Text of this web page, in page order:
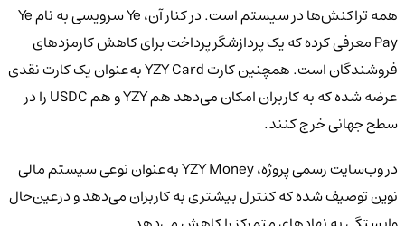
همه تراکنش‌ها در سیستم است. در کنار آن، Ye سرویسی به نام Ye
Pay معرفی کرده که یک پردازشگر پرداخت برای کاهش کارمزدهای
فروشندگان است. همچنین کارت YZY Card به‌عنوان یک کارت نقدی
عرضه شده که به کاربران امکان می‌دهد هم YZY و هم USDC را در
سطح جهانی خرج کنند.
در وب‌سایت رسمی پروژه، YZY Money به‌عنوان نوعی سیستم مالی
نوین توصیف شده که کنترل بیشتری به کاربران می‌دهد و درعین‌حال